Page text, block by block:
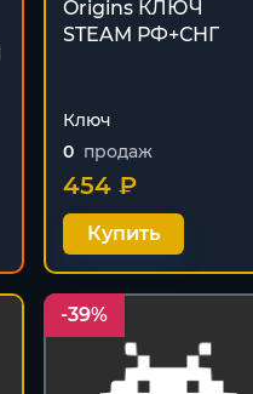
Origins КЛЮЧ
STEAM РФ+СНГ
Ключ
0 продаж
454 ₽
Купить
-39%